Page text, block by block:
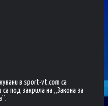
в sport-vt.com са
под закрила на „Закона за